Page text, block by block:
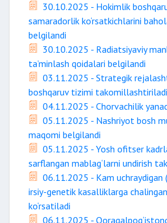
30.10.2025 - Hokimlik
samaradorlik ko‘rsatkichlarini
belgilandi
30.10.2025 - Radiatsiyaviy
ta’minlash qoidalari belgilandi
03.11.2025 - Strategik
boshqaruv tizimi takomillashtiriladi
04.11.2025 - Chorvachilik
05.11.2025 - Nashriyot bosh
maqomi belgilandi
05.11.2025 - Yosh ofitser
sarflangan mablag‘larni undirish
06.11.2025 - Kam uchraydigan
irsiy-genetik kasalliklarga
ko‘rsatiladi
06.11.2025 -